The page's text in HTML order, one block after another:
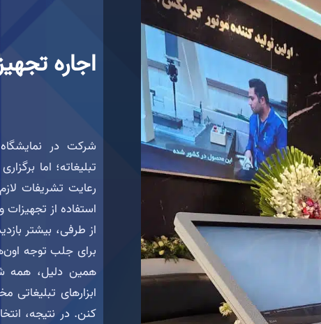
اجاره
شرکت در
تبلیغاته؛ اما
رعایت تشریفات
استفاده از
از طرفی، بیشتر
برای جلب توجه
همین دلیل، همه
ابزارهای
کنن. در نتیجه،